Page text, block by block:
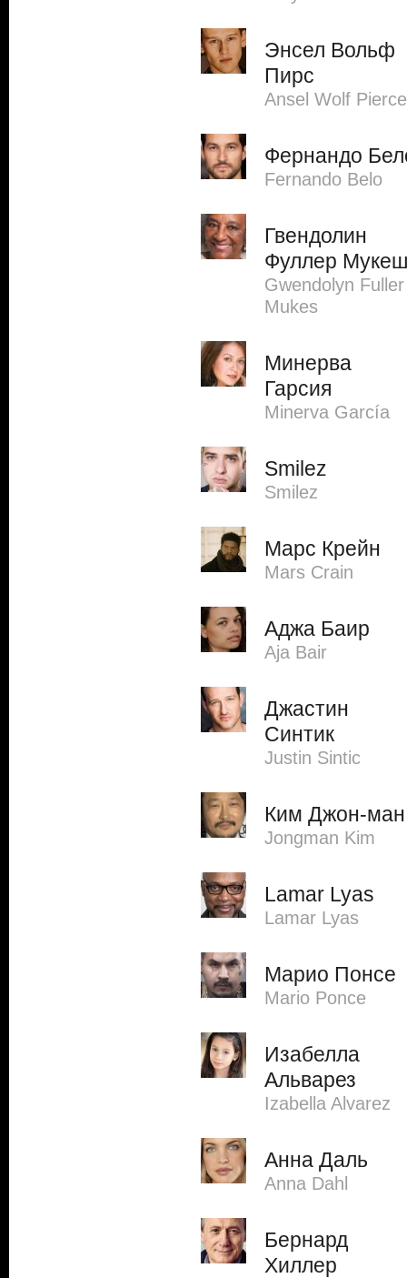
Энсел Вольф
Пирс
Ansel Wolf Pierce
Фернандо
Fernando Belo
Гвендолин
Фуллер Мукеш
Gwendolyn Fuller
Mukes
Минерва
Гарсия
Minerva García
Smilez
Smilez
Марс Крейн
Mars Crain
Аджа Баир
Aja Bair
Джастин
Синтик
Justin Sintic
Ким Джон-ман
Jongman Kim
Lamar Lyas
Lamar Lyas
Марио Понсе
Mario Ponce
Изабелла
Альварез
Izabella Alvarez
Анна Даль
Anna Dahl
Бернард
Хиллер